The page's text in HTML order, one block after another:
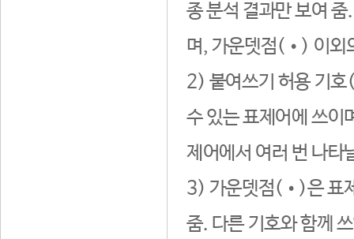
종 분석 결과만 보여
며, 가운뎃점(•) 이외
2) 붙여쓰기 허용 기호
수 있는 표제어에 쓰이
제어에서 여러 번 나타
3) 가운뎃점(•)은 표
줌. 다른 기호와 함께